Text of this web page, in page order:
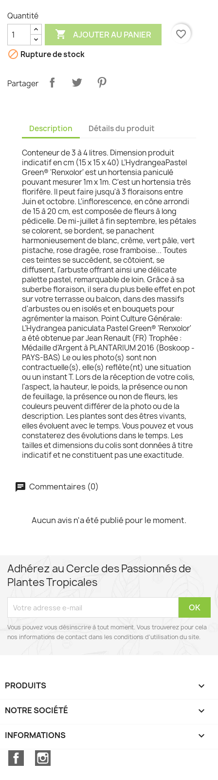
Quantité
 AJOUTER AU PANIER
favorite_border
 Rupture de stock
Partager
Description Détails du produit
Conteneur de 3 à 4 litres. Dimension produit
indicatif en cm (15 x 15 x 40) L’HydrangeaPastel
Green® 'Renxolor' est un hortensia paniculé
pouvant mesurer 1m x 1m. C'est un hortensia très
florifère. Il peut faire jusqu'à 3 floraisons entre
Juin et octobre. L'inflorescence, en cône arrondi
de 15 à 20 cm, est composée de fleurs à long
pédicelle. De mi-juillet à fin septembre, les pétales
se colorent, se bordent, se panachent
harmonieusement de blanc, crème, vert pâle, vert
pistache, rose dragée, rose framboise... Toutes
ces teintes se succèdent, se côtoient, se
diffusent, l'arbuste offrant ainsi une délicate
palette pastel, remarquable de loin. Grâce à sa
suberbe floraison, il sera du plus belle effet en pot
sur votre terrasse ou balcon, dans des massifs
d'arbustes ou en isolés et en bouquets pour
agrémenter la maison. Point Culture Générale:
L’Hydrangea paniculata Pastel Green® 'Renxolor'
a été obtenue par Jean Renault (FR) Trophée :
Médaille d'Argent à PLANTARIUM 2016 (Boskoop -
PAYS-BAS) Le ou les photo(s) sont non
contractuelle(s), elle(s) reflète(nt) une situation
ou un instant T. Lors de la réception de votre colis,
l'aspect, la hauteur, le poids, la présence ou non
de feuillage, la présence ou non de fleurs, les
couleurs peuvent différer de la photo ou de la
description. Les plantes sont des êtres vivants,
elles évoluent avec le temps. Vous pouvez et vous
constaterez des évolutions dans le temps. Les
tailles et dimensions du colis sont données à titre
indicatif et ne constituent pas une exactitude.
Commentaires (0)
Aucun avis n'a été publié pour le moment.
Adhérez au Cercle des Passionnés de
Plantes Tropicales
Vous pouvez vous désinscrire à tout moment. Vous trouverez pour cela
nos informations de contact dans les conditions d'utilisation du site.
PRODUITS 
NOTRE SOCIÉTÉ 
INFORMATIONS keyboard_arrow_down
Facebook